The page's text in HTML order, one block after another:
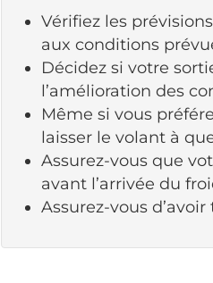
Vérifiez les
aux conditions
Décidez si votre
l’amélioration des
Même si vous
laisser le volant à
Assurez-vous que
avant l’arrivée du
Assurez-vous